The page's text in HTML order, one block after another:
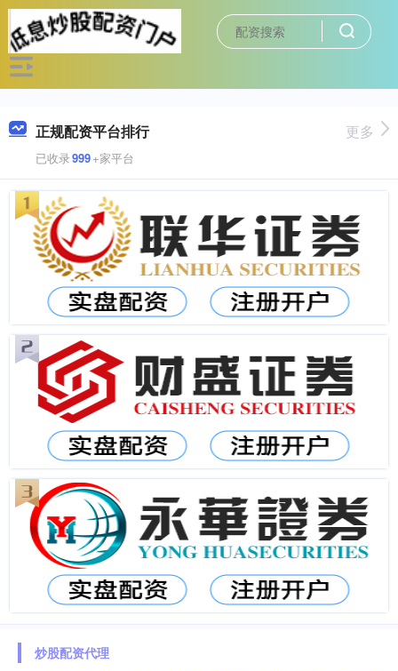
正规配资平台排行
已收录999+家平台
更多
炒股配资代理